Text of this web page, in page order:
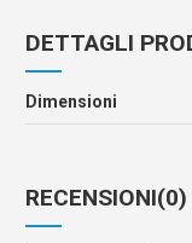
DETTAGLI
Dimensioni
RECENSIONI(0)